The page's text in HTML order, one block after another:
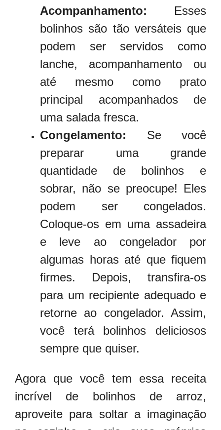
Acompanhamento: Esses
bolinhos são tão versáteis que
podem ser servidos como
lanche, acompanhamento ou
até mesmo como prato
principal acompanhados de
uma salada fresca.
Congelamento: Se você
preparar uma grande
quantidade de bolinhos e
sobrar, não se preocupe! Eles
podem ser congelados.
Coloque-os em uma assadeira
e leve ao congelador por
algumas horas até que fiquem
firmes. Depois, transfira-os
para um recipiente adequado e
retorne ao congelador. Assim,
você terá bolinhos deliciosos
sempre que quiser.
Agora que você tem essa receita
incrível de bolinhos de arroz,
aproveite para soltar a imaginação